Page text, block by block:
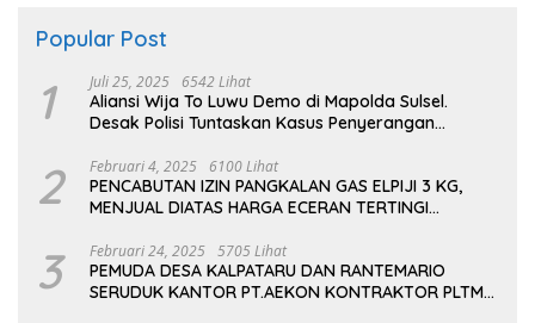
Popular Post
1 Juli 25, 2025 6542 Lihat
Aliansi Wija To Luwu Demo di Mapolda Sulsel.
Desak Polisi Tuntaskan Kasus Penyerangan
2 Februari 4, 2025 6100 Lihat
PENCABUTAN IZIN PANGKALAN GAS ELPIJI 3 KG,
MENJUAL DIATAS HARGA ECERAN TERTINGI
3 Februari 24, 2025 5705 Lihat
PEMUDA DESA KALPATARU DAN RANTEMARIO
SERUDUK KANTOR PT.AEKON KONTRAKTOR PLTMH